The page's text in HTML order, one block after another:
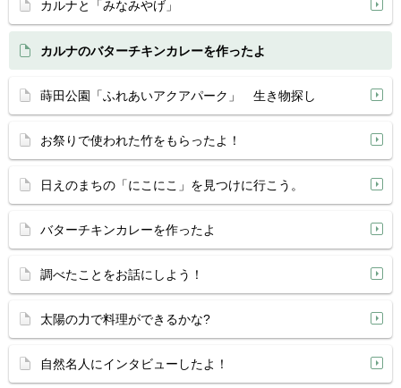
カルナと「みなみやげ」
カルナのバターチキンカレーを作ったよ
蒔田公園「ふれあいアクアパーク」 生き物探し
お祭りで使われた竹をもらったよ！
日えのまちの「にこにこ」を見つけに行こう。
バターチキンカレーを作ったよ
調べたことをお話にしよう！
太陽の力で料理ができるかな?
自然名人にインタビューしたよ！